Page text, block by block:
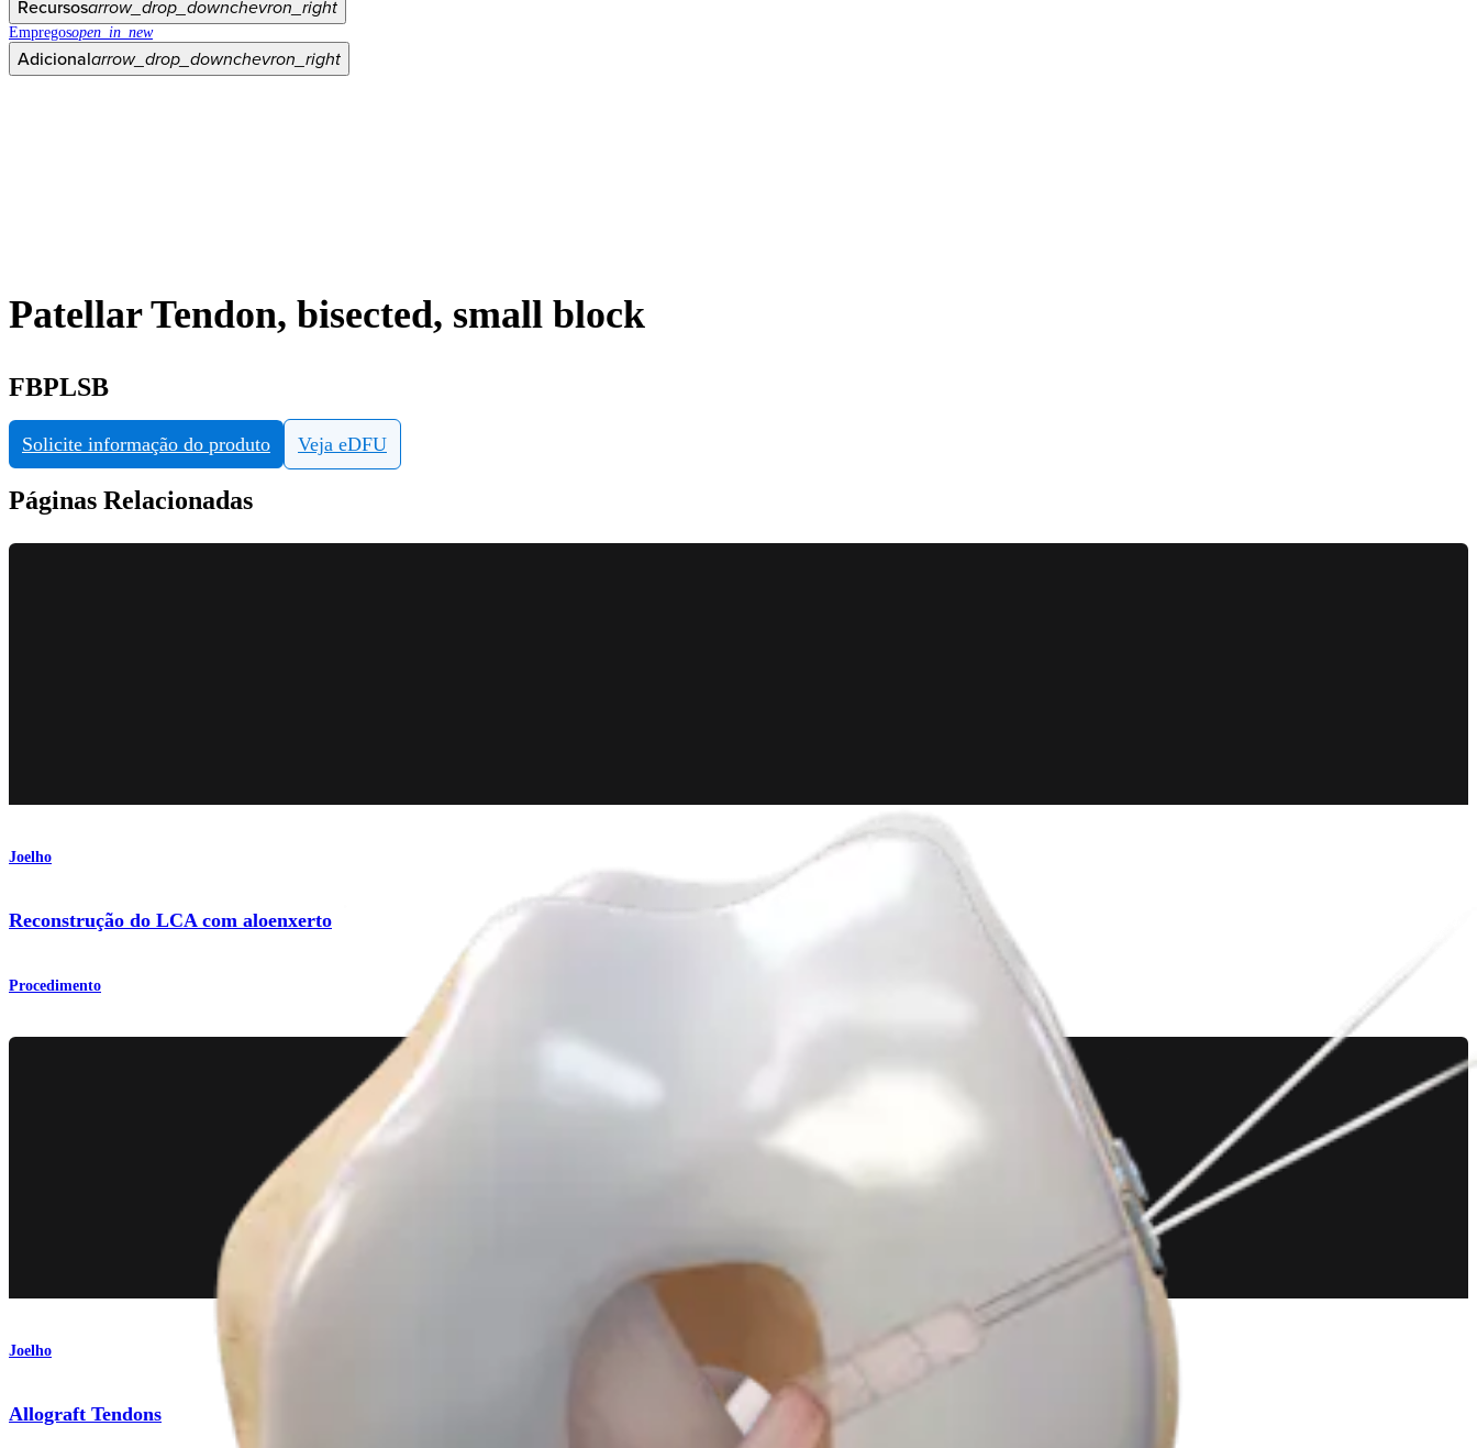
Recursosarrow_drop_downchevron_right
Empregosopen_in_new
Adicionalarrow_drop_downchevron_right
Patellar Tendon, bisected, small block
FBPLSB
Solicite informação do produto Veja eDFU
Páginas Relacionadas
Joelho
Reconstrução do LCA com aloenxerto
Procedimento
Joelho
Allograft Tendons